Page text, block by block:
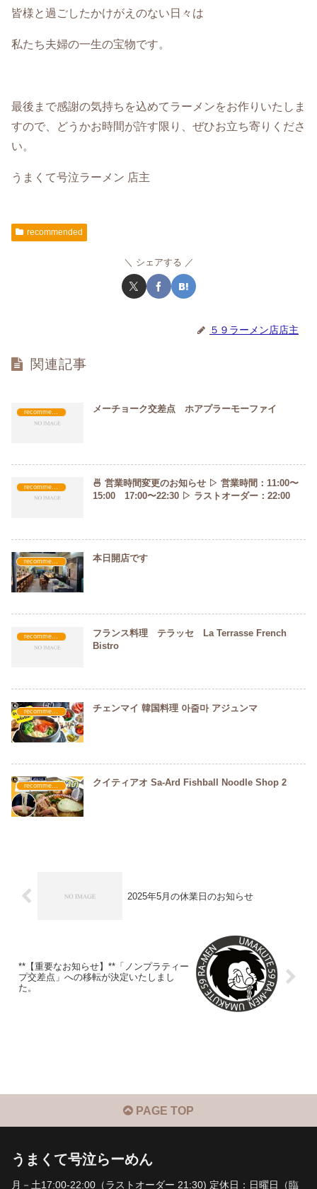
皆様と過ごしたかけがえのない日々は
私たち夫婦の一生の宝物です。
最後まで感謝の気持ちを込めてラーメンをお作りいたしま
すので、どうかお時間が許す限り、ぜひお立ち寄りくださ
い。
うまくて号泣ラーメン 店主
recommended
シェアする
５９ラーメン店店主
関連記事
メーチョーク交差点 ホアプラーモーファイ
🍜 営業時間変更のお知らせ ▷ 営業時間：11:00〜
15:00 17:00〜22:30 ▷ ラストオーダー：22:00
recommended 本日開店です
recommended
フランス料理 テラッセ La Terrasse French
Bistro
チェンマイ 韓国料理 아줌마 アジュンマ
recommended クイティアオ Sa-Ard Fishball Noodle Shop 2
2025年5月の休業日のお知らせ
**【重要なお知らせ】**「ノンプラティー
プ交差点」への移転が決定いたしまし
た。
PAGE TOP
うまくて号泣らーめん
月－土17:00-22:00（ラストオーダー 21:30) 定休日：日曜日（臨